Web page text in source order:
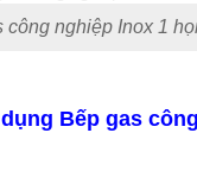
công nghiệp Inox 1
Bếp gas